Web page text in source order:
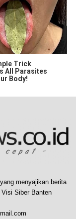
Trick
All Parasites
Body!
menyajikan berita
Siber Banten